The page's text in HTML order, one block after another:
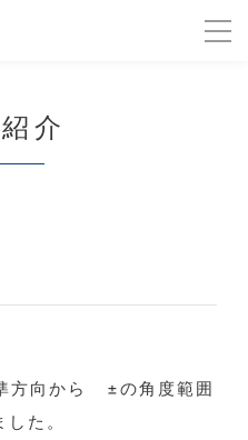
介
向から ±の角度範囲
た。